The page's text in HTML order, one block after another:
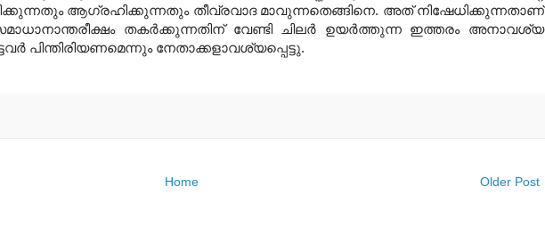
ആഗ്രഹിക്കുന്നതും തീവ്രവാദ മാവുന്നതെങ്ങിനെ. അത് നിഷേധിക്കുന്നതാണ്
തകര്‍ക്കുന്നതിന് വേണ്ടി ചിലര്‍ ഉയര്‍ത്തുന്ന ഇത്തരം അനാവശ്യ
പിന്തിരിയണമെന്നും നേതാക്കളാവശ്യപ്പെട്ടു.
Older Post
Home